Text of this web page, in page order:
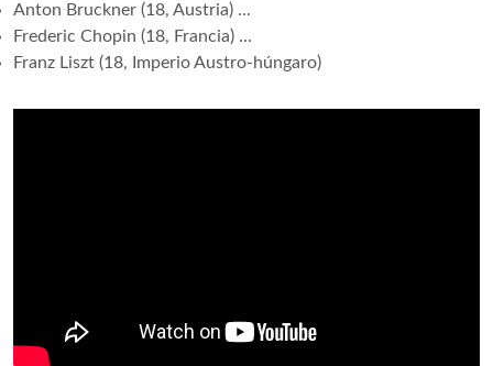
Anton Bruckner (18, Austria) ...
Frederic Chopin (18, Francia) ...
Franz Liszt (18, Imperio Austro-húngaro)